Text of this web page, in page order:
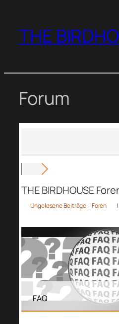
springen
THE
Forum
THE BIRDHOUSE
Ungelesene Beiträge | Foren |
FAQ